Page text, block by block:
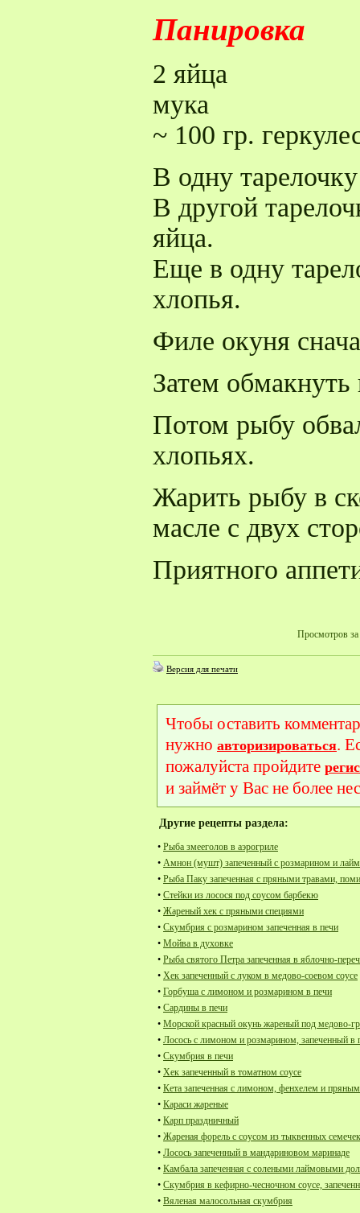
Панировка
2 яйца
мука
~ 100 гр.
В одну
В другой
яйца.
Еще в одну
хлопья.
Филе окуня
Затем обмакнуть
Потом рыбу
хлопьях.
Жарить рыбу в
масле с двух
Приятного
Просмотров за
Версия для печати
Чтобы оставить
нужно авторизироваться.
пожалуйста пройдите
и займёт у Вас не более
Другие рецепты раздела:
• Рыба змееголов в аэрогриле
• Амнон (мушт) запеченный с розмарином и
• Рыба Паку запеченная с пряными травами,
• Стейки из лосося под соусом барбекю
• Жареный хек с пряными специями
• Скумбрия с розмарином запеченная в печи
• Мойва в духовке
• Рыба святого Петра запеченная в яблочно-
• Хек запеченный с луком в медово-соевом соусе
• Горбуша с лимоном и розмарином в печи
• Сардины в печи
• Морской красный окунь жареный под медово-
• Лосось с лимоном и розмарином, запеченный в
• Скумбрия в печи
• Хек запеченный в томатном соусе
• Кета запеченная с лимоном, фенхелем и
• Караси жареные
• Карп праздничный
• Жареная форель с соусом из тыквенных
• Лосось запеченный в мандариновом маринаде
• Камбала запеченная с солеными лаймовыми
• Скумбрия в кефирно-чесночном соусе,
• Вяленая малосольная скумбрия